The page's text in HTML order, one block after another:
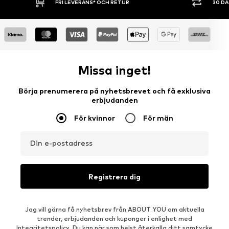
FRI LEVERANS* OCH RETUR 30
Missa inget!
Börja prenumerera på nyhetsbrevet och få exklusiva
erbjudanden
För kvinnor För män
Din e-postadress
Registrera dig
Jag vill gärna få nyhetsbrev från ABOUT YOU om aktuella
trender, erbjudanden och kuponger i enlighet med